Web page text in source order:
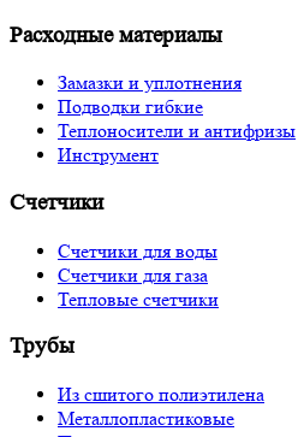
Расходные материалы
Замазки и уплотнения
Подводки гибкие
Теплоносители и антифризы
Инструмент
Счетчики
Счетчики для воды
Счетчики для газа
Тепловые счетчики
Трубы
Из сшитого полиэтилена
Металлопластиковые